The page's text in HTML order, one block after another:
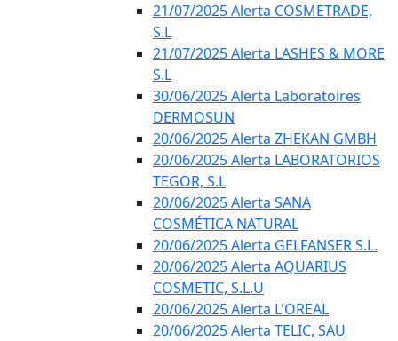
21/07/2025 Alerta COSMETRADE,
S.L
21/07/2025 Alerta LASHES & MORE
S.L
30/06/2025 Alerta Laboratoires
DERMOSUN
20/06/2025 Alerta ZHEKAN GMBH
20/06/2025 Alerta LABORATORIOS
TEGOR, S.L
20/06/2025 Alerta SANA
COSMÉTICA NATURAL
20/06/2025 Alerta GELFANSER S.L.
20/06/2025 Alerta AQUARIUS
COSMETIC, S.L.U
20/06/2025 Alerta L'OREAL
20/06/2025 Alerta TELIC, SAU